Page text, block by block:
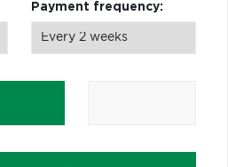
Payment frequency: